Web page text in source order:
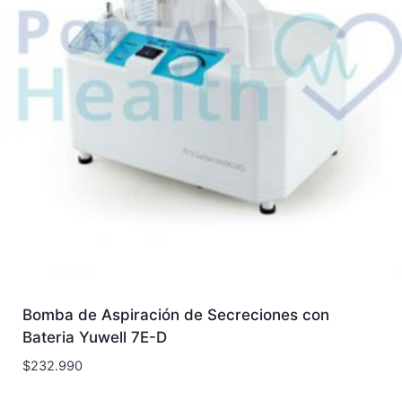
Bomba de Aspiración de Secreciones con
Bateria Yuwell 7E-D
$232.990